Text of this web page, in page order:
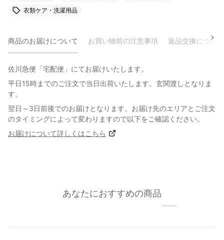
衣類ケア・洗濯用品
商品のお届けについて お買い物前の注意事項 返品交換について
佐川急便「宅配便」にてお届けいたします。
平日15時までのご注文で当日出荷いたします。玄関渡しとなりま
す。
翌日～3日前後でのお届けとなります。お届け先のエリアとご注文
のタイミングによって変わりますので以下をご確認ください。
お届けについて詳しくはこちら
あなたにおすすめの商品